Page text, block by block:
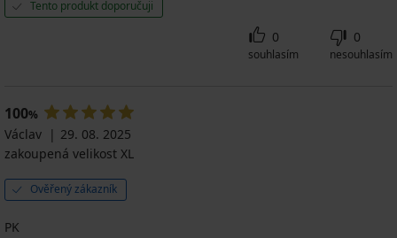
Tento produkt doporučuji
0
souhlasím
0
nesouhlasím
100%
Václav
29. 08. 2025
zakoupená velikost XL
Ověřený zákazník
PK